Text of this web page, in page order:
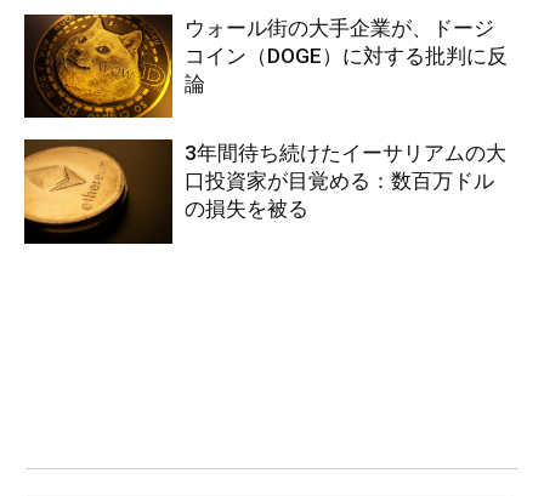
ウォール街の大手企業が、ドージ
コイン（DOGE）に対する批判に反
論
3年間待ち続けたイーサリアムの大
口投資家が目覚める：数百万ドル
の損失を被る